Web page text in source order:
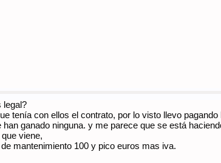
legal?
tenía con ellos el contrato, por lo visto llevo
ganado ninguna. y me parece que se está
viene,
mantenimiento 100 y pico euros mas iva.